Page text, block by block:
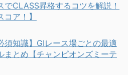
でCLASS昇格するコツを解説！
コア！】
須知識】GⅠレース場ごとの最適
まとめ【チャンピオンズミーテ